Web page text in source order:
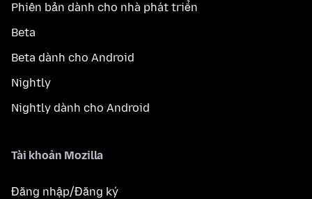
Phiên bản dành cho nhà phát triển
Beta
Beta dành cho Android
Nightly
Nightly dành cho Android
Tài khoản Mozilla
Đăng nhập/Đăng ký